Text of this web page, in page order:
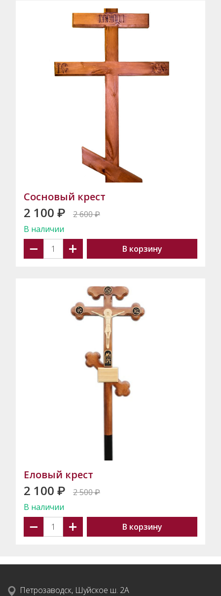
Сосновый крест
2 100 ₽ 2 600 ₽
В наличии
− + В корзину
Еловый крест
2 100 ₽ 2 500 ₽
В наличии
− + В корзину
Петрозаводск, Шуйское ш. 2А